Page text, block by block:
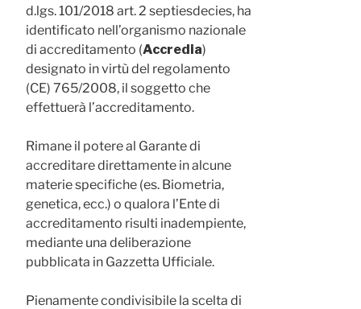
d.lgs. 101/2018 art. 2 septiesdecies, ha
identificato nell’organismo nazionale
di accreditamento (Accredia)
designato in virtù del regolamento
(CE) 765/2008, il soggetto che
effettuerà l’accreditamento.
Rimane il potere al Garante di
accreditare direttamente in alcune
materie specifiche (es. Biometria,
genetica, ecc.) o qualora l’Ente di
accreditamento risulti inadempiente,
mediante una deliberazione
pubblicata in Gazzetta Ufficiale.
Pienamente condivisibile la scelta di